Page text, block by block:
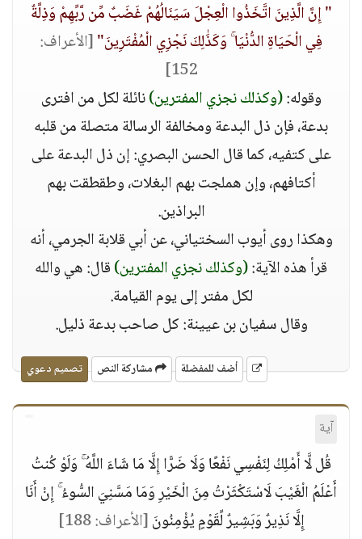
" إِنَّ الَّذِينَ اتَّخَذُوا الْعِجْلَ سَيَنَالُهُمْ غَضَبٌ مِّن رَّبِّهِمْ وَذِلَّةٌ
فِي الْحَيَاةِ الدُّنْيَا ۚ وَكَذَٰلِكَ نَجْزِي الْمُفْتَرِينَ"[الأعراف:
152]
وقوله:(وكذلك نجزي المفترين)نائلة لكل من افترى
بدعة، فإن ذل البدعة ومخالفة الرسالة متصلة من قلبه
على كتفيه، كما قال الحسن البصري: إن ذل البدعة على
أكتافهم، وإن هملجت بهم البغلات، وطقطقت بهم
البراذين.
وهكذا روى أيوب السختياني، عن أبي قلابة الجرمي، أنه
قرأ هذه الآية:(وكذلك نجزي المفترين)قال: هي والله
لكل مفتر إلى يوم القيامة.
وقال سفيان بن عيينة: كل صاحب بدعة ذليل.
أضف للمفضلة مشاركة النص تصميم دعوي
آية
قُل لَّا أَمْلِكُ لِنَفْسِي نَفْعًا وَلَا ضَرًّا إِلَّا مَا شَاءَ اللَّهُ ۚ وَلَوْ كُنتُ
أَعْلَمُ الْغَيْبَ لَاسْتَكْثَرْتُ مِنَ الْخَيْرِ وَمَا مَسَّنِيَ السُّوءُ ۚ إِنْ أَنَا
إِلَّا نَذِيرٌ وَبَشِيرٌ لِّقَوْمٍ يُؤْمِنُونَ[الأعراف: 188]